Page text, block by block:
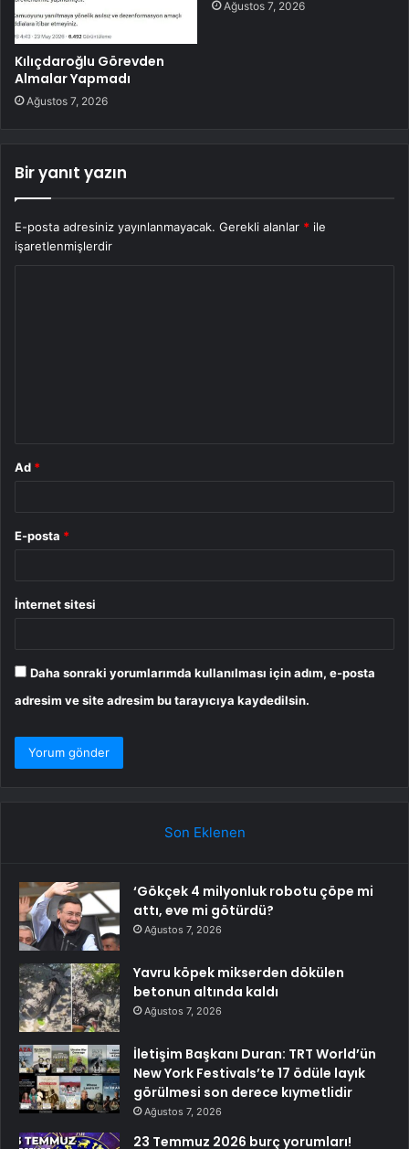
Kılıçdaroğlu Görevden
Almalar Yapmadı
Ağustos 7, 2026
Ağustos 7, 2026
Bir yanıt yazın
E-posta adresiniz yayınlanmayacak. Gerekli alanlar * ile
işaretlenmişlerdir
Ad *
E-posta *
İnternet sitesi
Daha sonraki yorumlarımda kullanılması için adım, e-posta
adresim ve site adresim bu tarayıcıya kaydedilsin.
Son Eklenen
‘Gökçek 4 milyonluk robotu çöpe mi
attı, eve mi götürdü?
Ağustos 7, 2026
Yavru köpek mikserden dökülen
betonun altında kaldı
Ağustos 7, 2026
İletişim Başkanı Duran: TRT World’ün
New York Festivals’te 17 ödüle layık
görülmesi son derece kıymetlidir
Ağustos 7, 2026
23 Temmuz 2026 burç yorumları!